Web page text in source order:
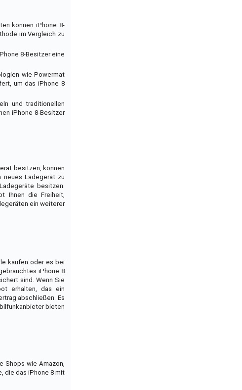
können iPhone 8-
im Vergleich zu
8-Besitzer eine
wie Powermat
um das iPhone 8
und traditionellen
iPhone 8-Besitzer
besitzen, können
neues Ladegerät zu
besitzen.
Ihnen die Freiheit,
ein weiterer
kaufen oder es bei
iPhone 8
sind. Wenn Sie
erhalten, das ein
abschließen. Es
bieten
Shops wie Amazon,
die das iPhone 8 mit